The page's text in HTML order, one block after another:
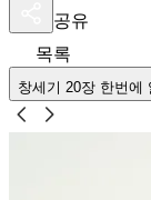
공유
목록
창세기 20장 한번에